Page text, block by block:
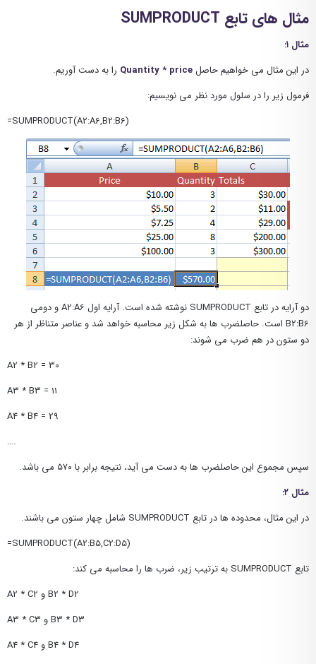
مثال های تابع SUMPRODUCT
مثال ۱:
در این مثال می خواهیم حاصلQuantity * price را به دست آوریم.
فرمول زیر را در سلول مورد نظر می نویسیم:
=SUMPRODUCT(A2:A6,B2:B6)
دو آرایه در تابع SUMPRODUCT نوشته شده است. آرایه اول A2:A6 و دومی
B2:B6 است. حاصلضرب ها به شکل زیر محاسبه خواهد شد و عناصر متناظر از هر
دو ستون در هم ضرب می شوند:
A2 * B2 = 30
A3 * B3 = 11
A4 * B4 = 29
….
سپس مجموع این حاصلضرب ها به دست می آید، نتیجه برابر با ۵۷۰ می باشد.
مثال ۲:
در این مثال، محدوده ها در تابع SUMPRODUCT شامل چهار ستون می باشند.
=SUMPRODUCT(A2:B5,C2:D5)
تابع SUMPRODUCT به ترتیب زیر، ضرب ها را محاسبه می کند:
A2 * C2 و B2 * D2
A3 * C3 و B3 * D3
A4 * C4 و B4 * D4